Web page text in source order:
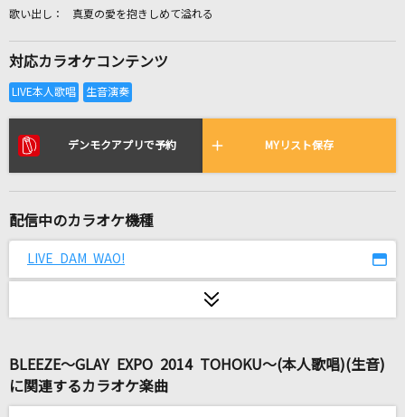
カラオケリクエスト
リアルタイムで歌われている曲の一覧
BLAZE
あぶく
ヨルシカ
中島みゆき
Only Human(ビデオクリップバージョン)
K
真夏の愛を抱きしめて溢れる
対応カラオケコンテンツ
デンモクアプリで予約 MYリスト保存
配信中のカラオケ機種
LIVE DAM WAO!
BLEEZE～GLAY EXPO 2014 TOHOKU～(本人歌唱)(生音)
に関連するカラオケ楽曲